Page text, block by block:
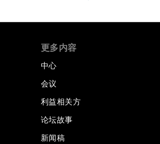
更多内容
中心
会议
利益相关方
论坛故事
新闻稿